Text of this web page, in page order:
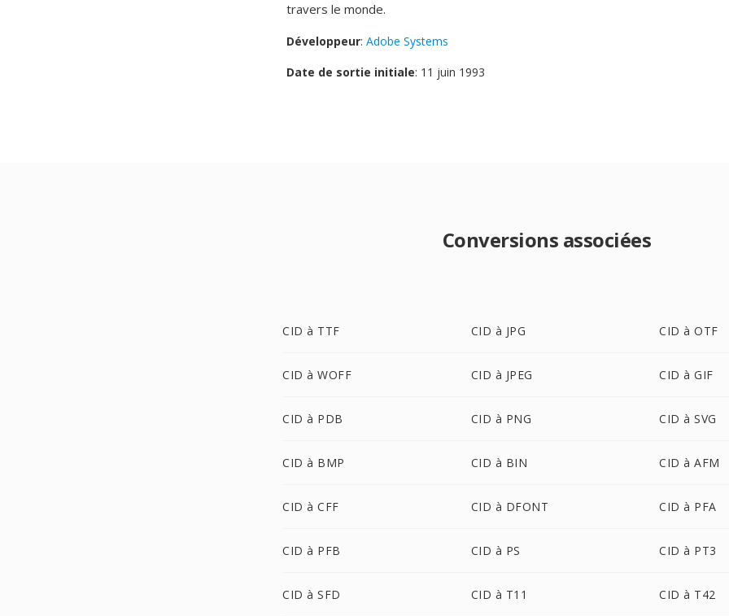
travers le monde.
Développeur: Adobe Systems
Date de sortie initiale: 11 juin 1993
Conversions associées
CID à TTF CID à JPG CID à OTF
CID à WOFF CID à JPEG CID à GIF
CID à PDB CID à PNG CID à SVG
CID à BMP CID à BIN CID à AFM
CID à CFF CID à DFONT CID à PFA
CID à PFB CID à PS CID à PT3
CID à SFD CID à T11 CID à T42